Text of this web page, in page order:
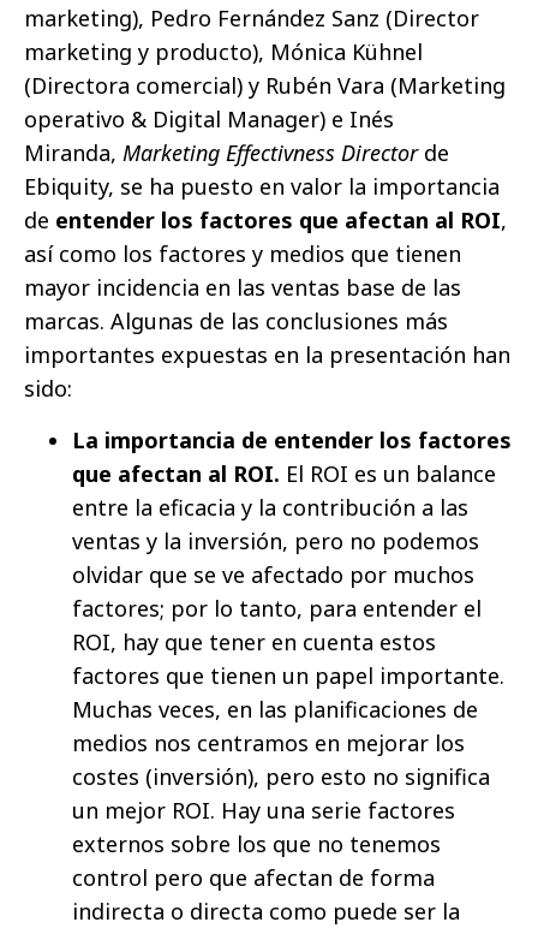
marketing), Pedro Fernández Sanz (Director
marketing y producto), Mónica Kühnel
(Directora comercial) y Rubén Vara (Marketing
operativo & Digital Manager) e Inés
Miranda, Marketing Effectivness Directorde
Ebiquity, se ha puesto en valor la importancia
de entender los factores que afectan al ROI,
así como los factores y medios que tienen
mayor incidencia en las ventas base de las
marcas. Algunas de las conclusiones más
importantes expuestas en la presentación han
sido:
La importancia de entender los factores
que afectan al ROI. El ROI es un balance
entre la eficacia y la contribución a las
ventas y la inversión, pero no podemos
olvidar que se ve afectado por muchos
factores; por lo tanto, para entender el
ROI, hay que tener en cuenta estos
factores que tienen un papel importante.
Muchas veces, en las planificaciones de
medios nos centramos en mejorar los
costes (inversión), pero esto no significa
un mejor ROI. Hay una serie factores
externos sobre los que no tenemos
control pero que afectan de forma
indirecta o directa como puede ser la